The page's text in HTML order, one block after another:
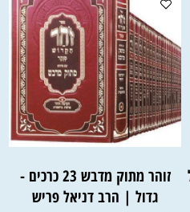
זוהר מתוק מדבש 23 כרכים -
גדול | הרב דניאל פריש